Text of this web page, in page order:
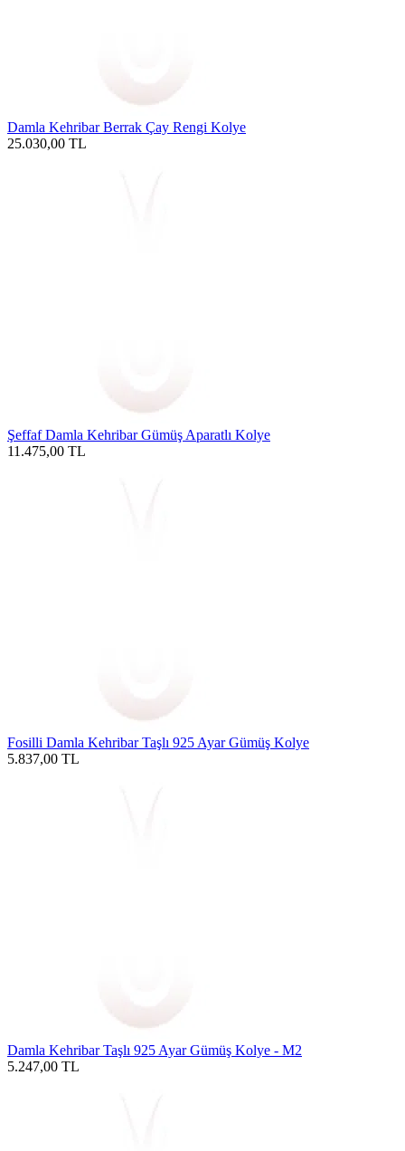
Damla Kehribar Berrak Çay Rengi Kolye
25.030,00 TL
Şeffaf Damla Kehribar Gümüş Aparatlı Kolye
11.475,00 TL
Fosilli Damla Kehribar Taşlı 925 Ayar Gümüş Kolye
5.837,00 TL
Damla Kehribar Taşlı 925 Ayar Gümüş Kolye - M2
5.247,00 TL